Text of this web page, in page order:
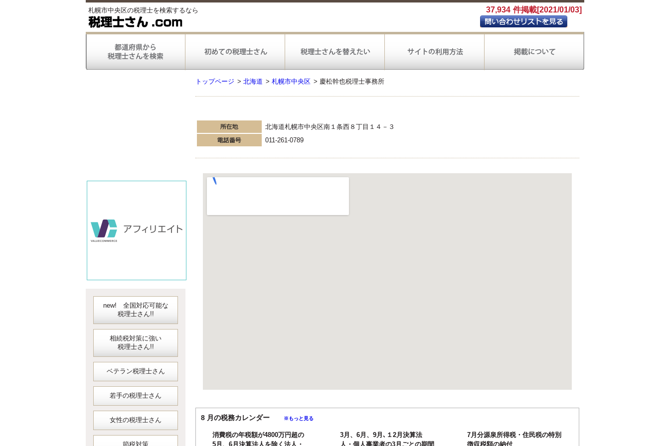
札幌市中央区の税理士を検索するなら 37,934 件掲載[2021/01/03]
new! 全国対応可能な
税理士さん!!
相続税対策に強い
税理士さん!!
ベテラン税理士さん
若手の税理士さん
女性の税理士さん
節税対策
トップページ > 北海道 > 札幌市中央区 > 慶松幹也税理士事務所
北海道札幌市中央区南１条西８丁目１４－３
011-261-0789
8 月の税務カレンダー ※もっと見る
消費税の年税額が4800万円超の
5月、6月決算法人を除く法人・
3月、6月、9月､１2月決算法
人・個人事業者の3月ごとの期間
7月分源泉所得税・住民税の特別
徴収税額の納付